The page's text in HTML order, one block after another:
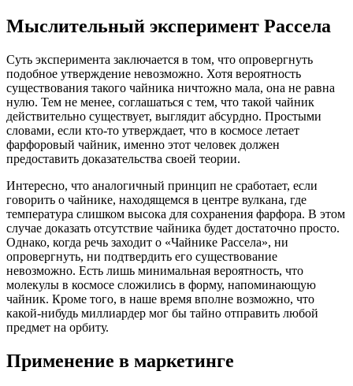
Мыслительный эксперимент Рассела
Суть эксперимента заключается в том, что опровергнуть
подобное утверждение невозможно. Хотя вероятность
существования такого чайника ничтожно мала, она не равна
нулю. Тем не менее, соглашаться с тем, что такой чайник
действительно существует, выглядит абсурдно. Простыми
словами, если кто-то утверждает, что в космосе летает
фарфоровый чайник, именно этот человек должен
предоставить доказательства своей теории.
Интересно, что аналогичный принцип не сработает, если
говорить о чайнике, находящемся в центре вулкана, где
температура слишком высока для сохранения фарфора. В этом
случае доказать отсутствие чайника будет достаточно просто.
Однако, когда речь заходит о «Чайнике Рассела», ни
опровергнуть, ни подтвердить его существование
невозможно. Есть лишь минимальная вероятность, что
молекулы в космосе сложились в форму, напоминающую
чайник. Кроме того, в наше время вполне возможно, что
какой-нибудь миллиардер мог бы тайно отправить любой
предмет на орбиту.
Применение в маркетинге